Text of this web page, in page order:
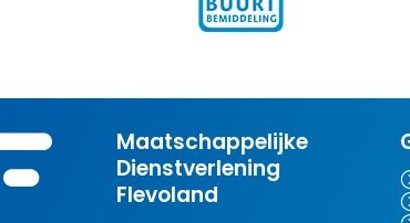
Maatschappelijke
Dienstverlening
Flevoland